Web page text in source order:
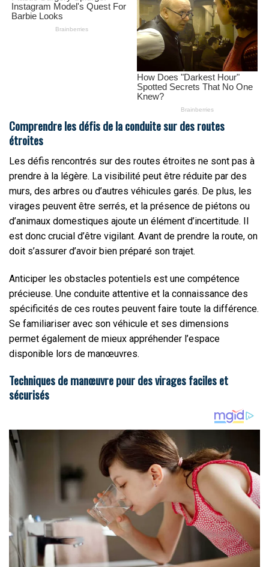
Comprendre les défis de la conduite sur des routes
étroites
Les défis rencontrés sur des routes étroites ne sont pas à
prendre à la légère. La visibilité peut être réduite par des
murs, des arbres ou d’autres véhicules garés. De plus, les
virages peuvent être serrés, et la présence de piétons ou
d’animaux domestiques ajoute un élément d’incertitude. Il
est donc crucial d’être vigilant. Avant de prendre la route, on
doit s’assurer d’avoir bien préparé son trajet.
Anticiper les obstacles potentiels est une compétence
précieuse. Une conduite attentive et la connaissance des
spécificités de ces routes peuvent faire toute la différence.
Se familiariser avec son véhicule et ses dimensions
permet également de mieux appréhender l’espace
disponible lors de manœuvres.
Techniques de manœuvre pour des virages faciles et
sécurisés